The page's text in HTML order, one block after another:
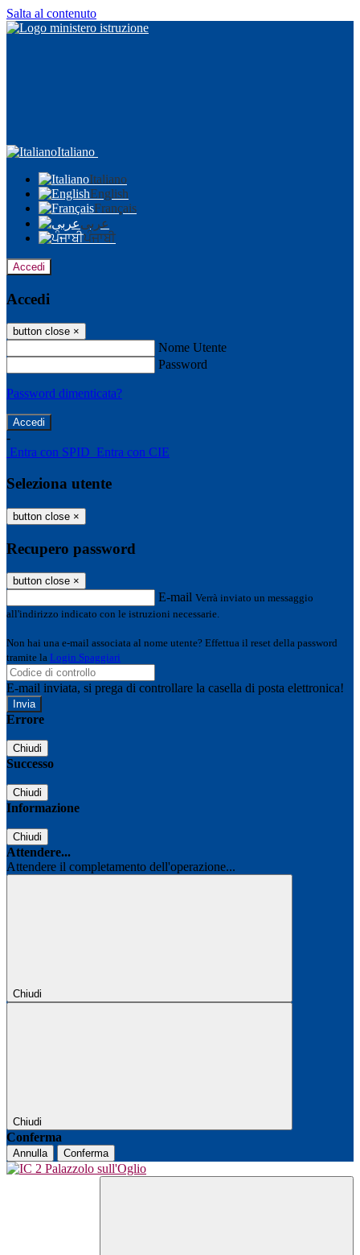
Salta al contenuto
Italiano
Italiano
English
Français
عربى
ਪੰਜਾਬੀ
Accedi
Accedi
button close ×
Nome Utente
Password
Password dimenticata?
-
Entra con SPID Entra con CIE
Seleziona utente
button close ×
Recupero password
button close ×
E-mail Verrà inviato un messaggio
all'indirizzo indicato con le istruzioni necessarie.
Non hai una e-mail associata al nome utente? Effettua il reset della password
tramite la Login Spaggiari
E-mail inviata, si prega di controllare la casella di posta elettronica!
Errore
Chiudi
Successo
Chiudi
Informazione
Chiudi
Attendere...
Attendere il completamento dell'operazione...
Chiudi
Chiudi
Conferma
Annulla Conferma